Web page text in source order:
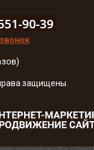
защищены.